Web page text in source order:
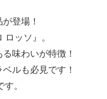
登場！
ッソ』。
味わいが特徴！
ルも必見です！
。